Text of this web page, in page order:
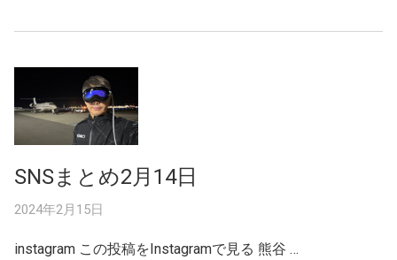
SNSまとめ2月14日
2024年2月15日
instagram この投稿をInstagramで見る 熊谷 …